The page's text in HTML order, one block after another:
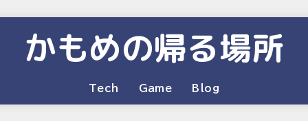
かもめの帰る場所
Tech Game Blog